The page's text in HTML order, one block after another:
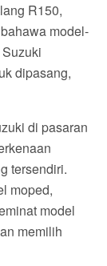
R150,
model-
dipasang,
di pasaran
tersendiri.
moped,
model
memilih